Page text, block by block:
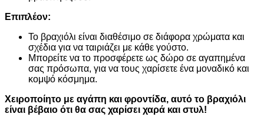
Επιπλέον:
Το βραχιόλι είναι διαθέσιμο σε διάφορα χρώματα και
σχέδια για να ταιριάζει με κάθε γούστο.
Μπορείτε να το προσφέρετε ως δώρο σε αγαπημένα
σας πρόσωπα, για να τους χαρίσετε ένα μοναδικό και
κομψό κόσμημα.
Χειροποίητο με αγάπη και φροντίδα, αυτό το βραχιόλι
είναι βέβαιο ότι θα σας χαρίσει χαρά και στυλ!